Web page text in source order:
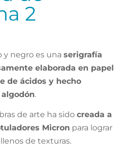
2
y negro es una serigrafía
elaborada en papel
de ácidos y hecho
.
de arte ha sido creada a
Micron para lograr
de texturas.